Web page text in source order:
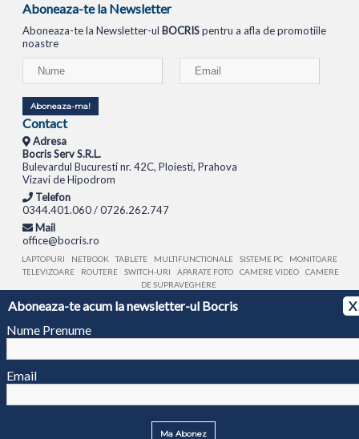
Aboneaza-te acum la newsletter-ul Bocris
X
Nume Prenume
Email
Ma Abonez
Aboneaza-te la Newsletter
Aboneaza-te la Newsletter-ul BOCRISpentru a afla de promotiile
noastre
Aboneaza-ma!
Contact
Adresa
Bocris Serv S.R.L.
Bulevardul Bucuresti nr. 42C, Ploiesti, Prahova
Vizavi de Hipodrom
Telefon
0344.401.060 / 0726.262.747
Mail
office@bocris.ro
LAPTOPURI NETBOOK TABLETE MULTIFUNCTIONALE SISTEME PC
MONITOARE
TELEVIZOARE
ROUTERE SWITCH-URI APARATE FOTO CAMERE VIDEO
CAMERE
DE SUPRAVEGHERE